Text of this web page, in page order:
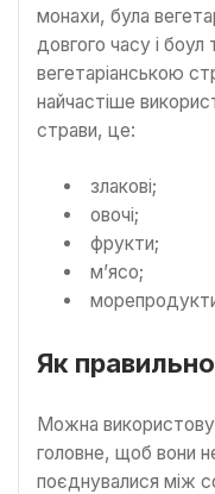
монахи, була
довгого часу і
вегетаріанською
найчастіше
страви, це:
злакові;
овочі;
фрукти;
м’ясо;
Як
Можна
головне, щоб вони
поєднувалися між